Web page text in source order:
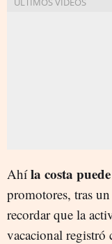
Ahíla costa
promotores, tras
recordar que la
vacacional registró